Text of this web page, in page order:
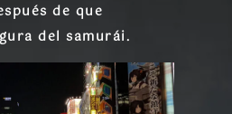
de que
del samurái.